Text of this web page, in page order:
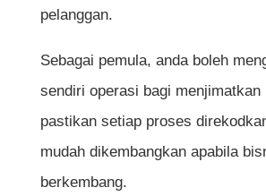
pelanggan.
Sebagai pemula, anda boleh
sendiri operasi bagi menjimatkan
pastikan setiap proses
mudah dikembangkan apabila
berkembang.